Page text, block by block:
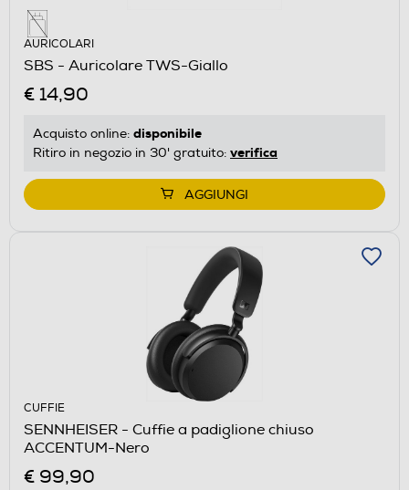
AURICOLARI
SBS - Auricolare TWS-Giallo
€ 14,90
Acquisto online: disponibile
Ritiro in negozio in 30' gratuito: verifica
AGGIUNGI
CUFFIE
SENNHEISER - Cuffie a padiglione chiuso
ACCENTUM-Nero
€ 99,90